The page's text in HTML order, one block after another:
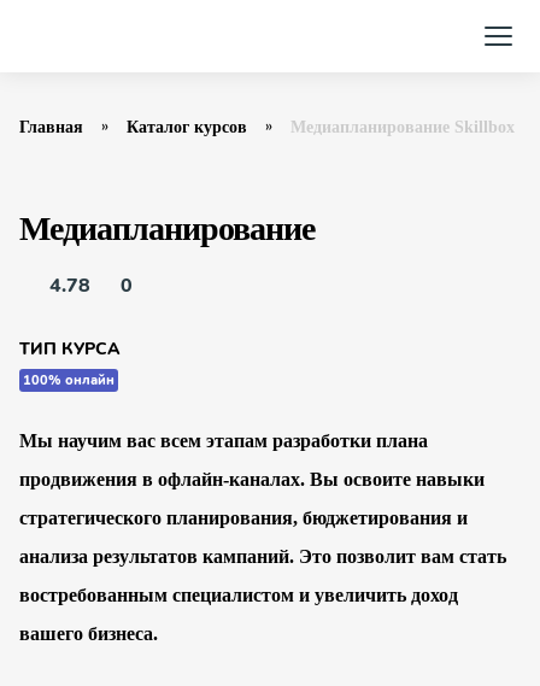
Главная Каталог курсов Медиапланирование­ Skillbox
Медиапланирование
4.78 0
ТИП КУРСА
100% онлайн
Мы научим вас всем этапам разработки плана
продвижения в офлайн-каналах. Вы освоите навыки
стратегического планирования, бюджетирования и
анализа результатов кампаний. Это позволит вам стать
востребованным специалистом и увеличить доход
вашего бизнеса.